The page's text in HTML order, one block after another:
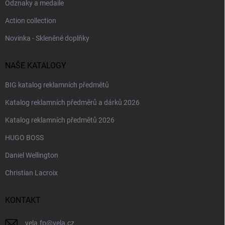
Odznaky a medaile
Action collection
Novinka - Skleněné doplňky
NAŠE KATALOGY
BIG katalog reklamních předmětů
Katalog reklamních předměrů a dárků 2026
Katalog reklamních předmětů 2026
HUGO BOSS
Daniel Wellington
Christian Lacroix
KONTAKT
vela.fp@vela.cz